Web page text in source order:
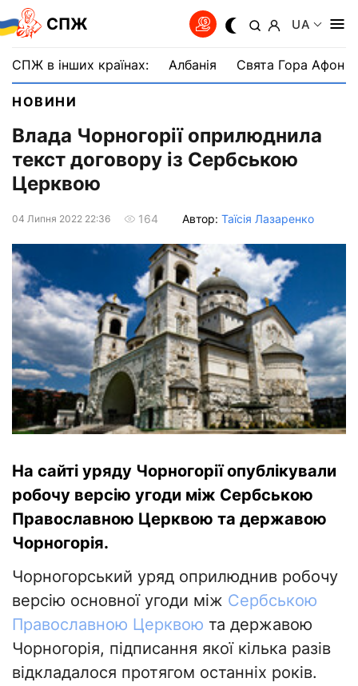
СПЖ UA
СПЖ в інших країнах: Албанія Свята Гора Афон
НОВИНИ
Влада Чорногорії оприлюднила
текст договору із Сербською
Церквою
04 Липня 2022 22:36 164 Автор: Таїсія Лазаренко
На сайті уряду Чорногорії опублікували
робочу версію угоди між Сербською
Православною Церквою та державою
Чорногорія.
Чорногорський уряд оприлюднив робочу
версію основної угоди між Сербською
Православною Церквою та державою
Чорногорія, підписання якої кілька разів
відкладалося протягом останніх років.